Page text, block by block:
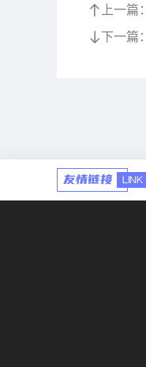
上一篇：
下一篇：